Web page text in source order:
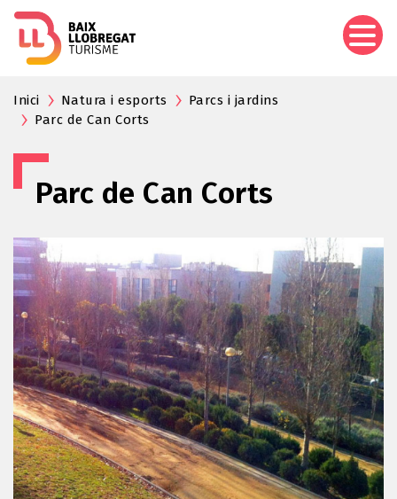
Inici Natura i esports
Parcs i jardins
Parc de Can Corts
Parc de Can Corts